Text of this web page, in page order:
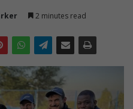
2 minutes read